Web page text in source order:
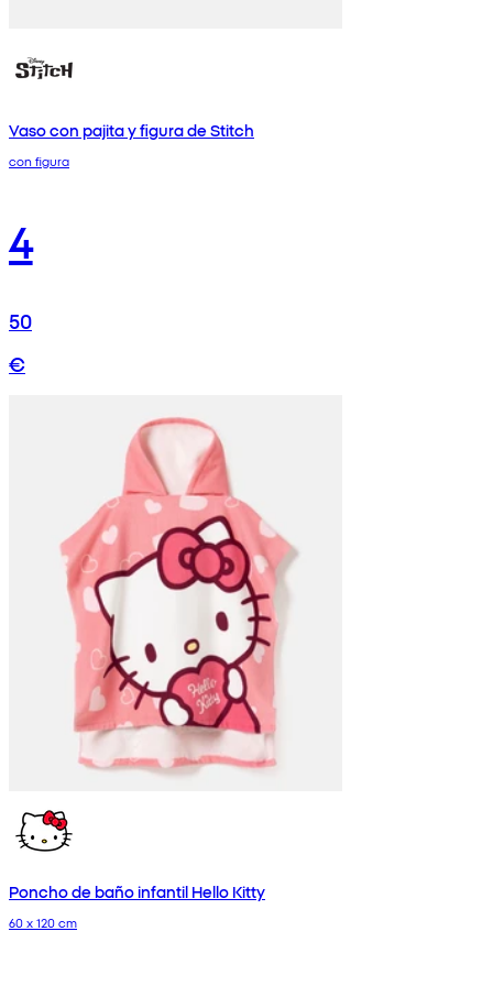
Vaso con pajita y figura de Stitch
con figura
4
50
€
Poncho de baño infantil Hello Kitty
60 x 120 cm